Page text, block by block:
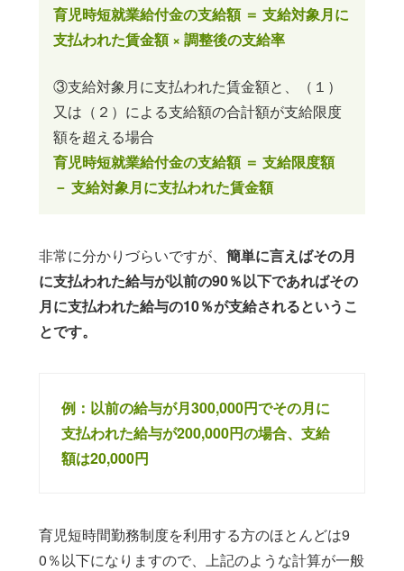
育児時短就業給付金の支給額 ＝ 支給対象月に
支払われた賃金額 × 調整後の支給率
③支給対象月に支払われた賃金額と、（１）
又は（２）による支給額の合計額が支給限度
額を超える場合
育児時短就業給付金の支給額 ＝ 支給限度額
－ 支給対象月に支払われた賃金額
非常に分かりづらいですが、 簡単に言えばその月
に支払われた給与が以前の90％以下であればその
月に支払われた給与の10％が支給されるというこ
とです。
例：以前の給与が月300,000円でその月に
支払われた給与が200,000円の場合、支給
額は20,000円
育児短時間勤務制度を利用する方のほとんどは9
0％以下になりますので、上記のような計算が一般